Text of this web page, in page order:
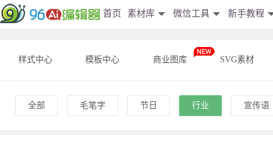
首页 素材库 微信工具 新手教程
样式中心 模板中心 商业图库 SVG素材
全部 毛笔字 节日 行业 宣传语